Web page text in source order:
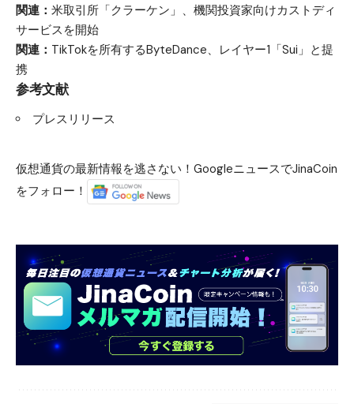
関連： 米取引所「クラーケン」、機関投資家向けカストディ
サービスを開始
関連： TikTokを所有するByteDance、レイヤー1「Sui」と提
携
参考文献
プレスリリース
仮想通貨の最新情報を逃さない！GoogleニュースでJinaCoin
をフォロー！